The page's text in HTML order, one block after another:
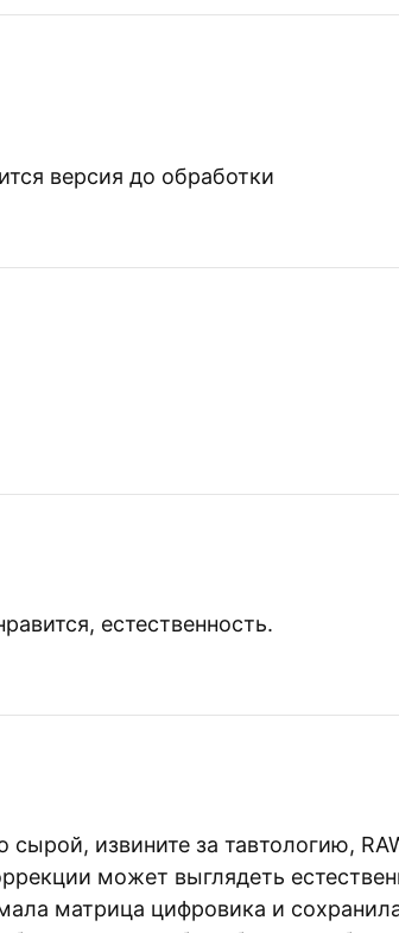
версия до обработки
естественность.
извините за тавтологию,
может выглядеть
матрица цифровика и